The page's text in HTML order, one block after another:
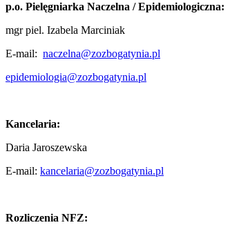
p.o. Pielęgniarka Naczelna / Epidemiologiczna:
mgr piel. Izabela Marciniak
E-mail: naczelna@zozbogatynia.pl
epidemiologia@zozbogatynia.pl
Kancelaria:
Daria Jaroszewska
E-mail: kancelaria@zozbogatynia.pl
Rozliczenia NFZ: